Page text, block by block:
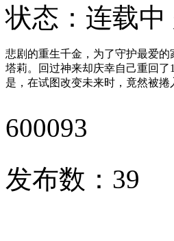
状态： 连载中
悲剧的重生千金，为了守护最爱
塔莉。回过神来却庆幸自己重回
是，在试图改变未来时，竟然被
600093
发布数： 39